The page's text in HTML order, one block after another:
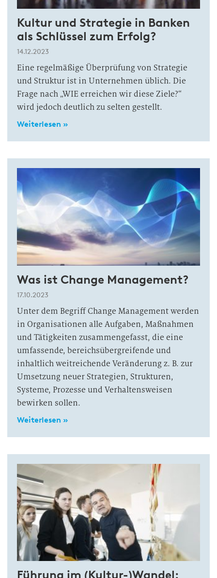
Kultur und Strategie in Banken
als Schlüssel zum Erfolg?
14.12.2023
Eine regelmäßige Überprüfung von Strategie
und Struktur ist in Unternehmen üblich. Die
Frage nach „WIE erreichen wir diese Ziele?“
wird jedoch deutlich zu selten gestellt.
Weiterlesen »
Was ist Change Management?
17.10.2023
Unter dem Begriff Change Management werden
in Organisationen alle Aufgaben, Maßnahmen
und Tätigkeiten zusammengefasst, die eine
umfassende, bereichsübergreifende und
inhaltlich weitreichende Veränderung z. B. zur
Umsetzung neuer Strategien, Strukturen,
Systeme, Prozesse und Verhaltensweisen
bewirken sollen.
Weiterlesen »
Führung im (Kultur-)Wandel: